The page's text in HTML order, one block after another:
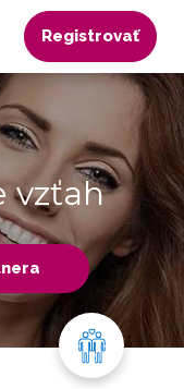
Registrovať
vzťah